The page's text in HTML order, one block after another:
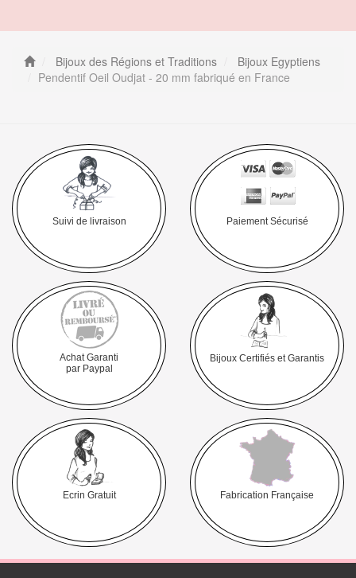
Bijoux des Régions et Traditions
Bijoux Egyptiens
Pendentif Oeil Oudjat - 20 mm fabriqué en France
Suivi de livraison Paiement Sécurisé
Achat Garanti
par Paypal
Bijoux Certifiés et Garantis
Ecrin Gratuit Fabrication Française